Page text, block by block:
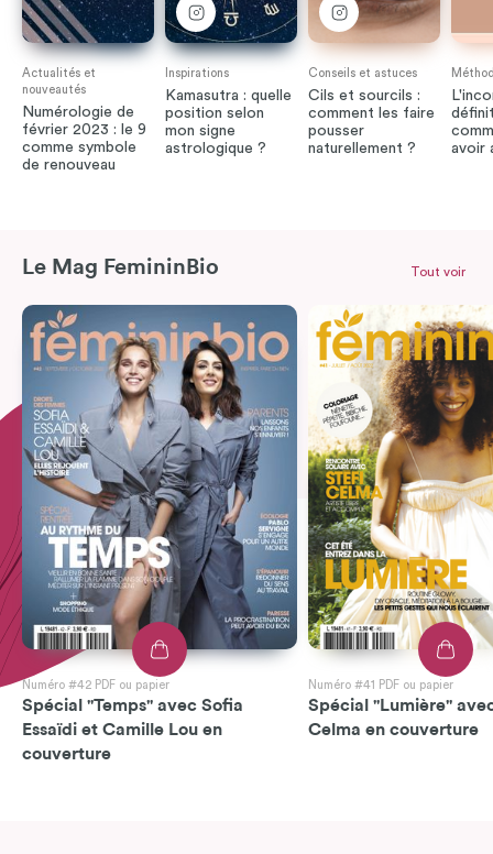
Actualités et
nouveautés
Numérologie de
février 2023 : le 9
comme symbole
de renouveau
Inspirations
Kamasutra : quelle
position selon
mon signe
astrologique ?
Conseils et astuces
Cils et sourcils :
comment les faire
pousser
naturellement ?
avoir
Le Mag FemininBio
Numéro #42 PDF ou papier
Spécial "Temps" avec Sofia
Essaïdi et Camille Lou en
couverture
Numéro #41 PDF ou papier
Spécial "Lumière"
Celma en couverture
Tout voir